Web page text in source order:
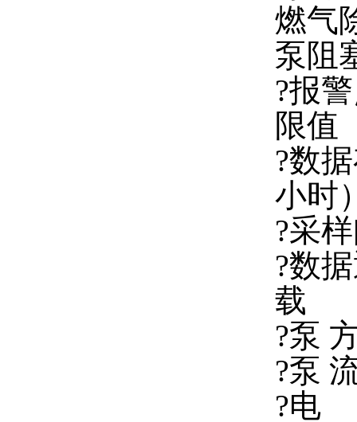
燃气
泵阻
?报
限值
?数
小时
?采
?数
载
?泵
?泵
?电